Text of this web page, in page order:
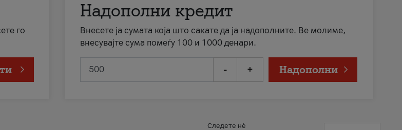
го
Надополни кредит
Внесете ја сумата која што сакате да ја надополните. Ве молиме,
внесувајте сума помеѓу 100 и 1000 денари.
- + Надополни
Следете нè